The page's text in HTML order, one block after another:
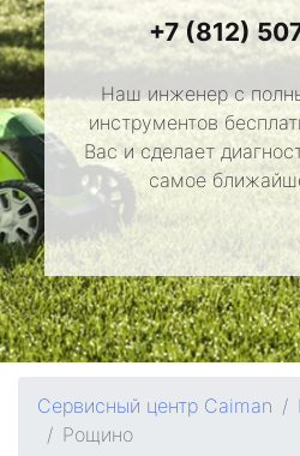
+7 (812)
Наш инженер с
инструментов
Вас и сделает
самое
Сервисный центр Caiman
Рощино